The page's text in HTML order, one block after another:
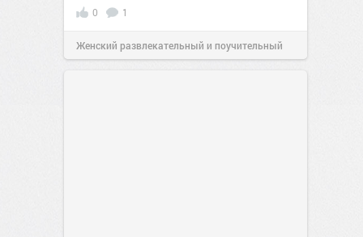
0 1
Женский развлекательный и поучительный